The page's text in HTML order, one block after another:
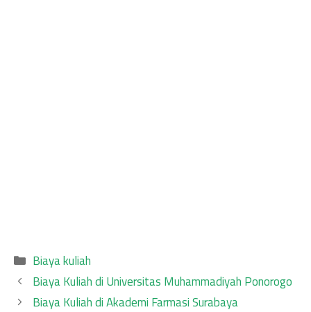
Categories
Biaya kuliah
Biaya Kuliah di Universitas Muhammadiyah Ponorogo
Biaya Kuliah di Akademi Farmasi Surabaya